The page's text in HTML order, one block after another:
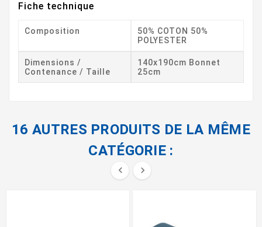
Fiche technique
Composition
50% COTON 50%
POLYESTER
Dimensions /
Contenance / Taille
140x190cm Bonnet
25cm
16 AUTRES PRODUITS DE LA MÊME
CATÉGORIE :
 